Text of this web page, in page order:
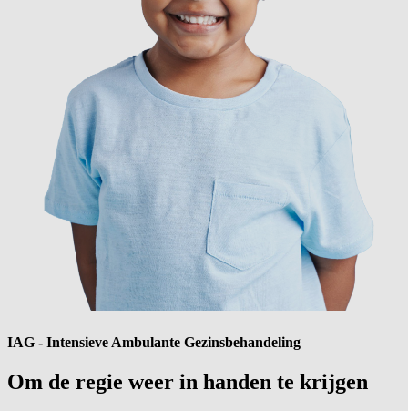
IAG - Intensieve Ambulante Gezinsbehandeling
Om de regie weer in handen te krijgen